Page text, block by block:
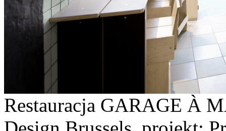
Restauracja GARAGE À